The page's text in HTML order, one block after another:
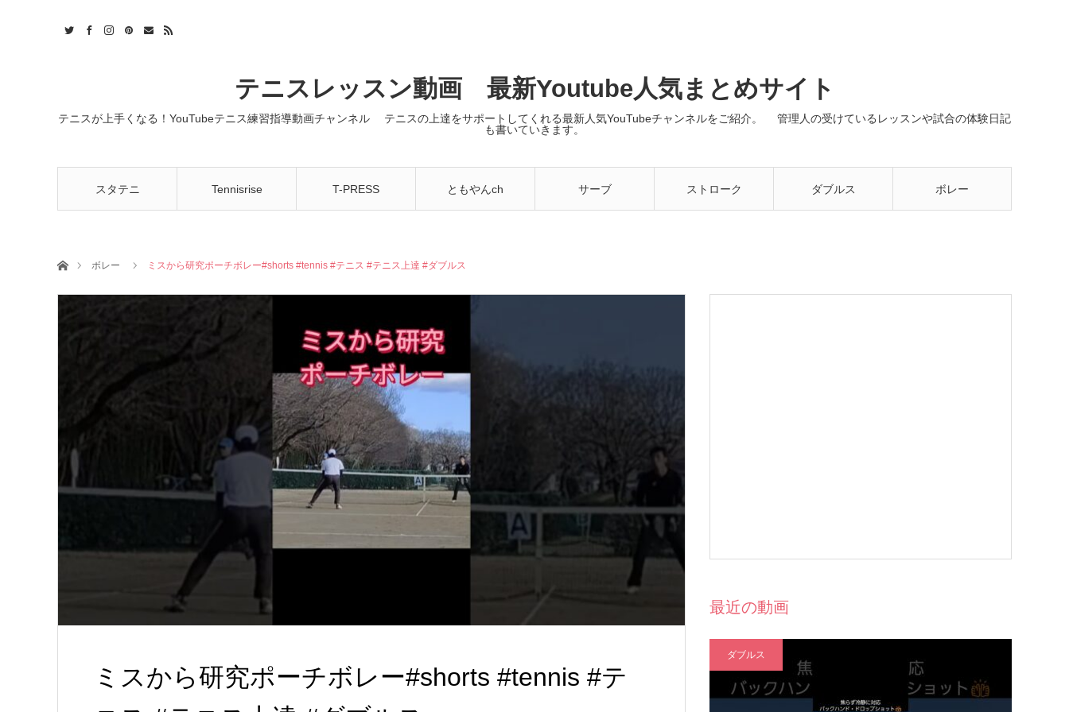
テニスレッスン動画 最新Youtube人気まとめサイト
テニスが上手くなる！YouTubeテニス練習指導動画チャンネル テニスの上達をサポートしてくれる最新人気YouTubeチャンネルをご紹介。 管理人の受けているレッスンや試合の体験日記
も書いていきます。
スタテニ Tennisrise T-PRESS ともやんch サーブ ストローク ダブルス ボレー
ホームボレー ミスから研究ポーチボレー#shorts #tennis #テニス #テニス上達 #ダブルス
ミスから研究ポーチボレー#shorts #tennis #テ
最近の動画
ダブルス